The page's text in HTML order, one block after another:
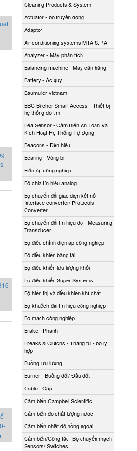
Cleaning Products & System
Actuator - bộ truyền động
Adaptor
Air conditioning systems MTA S.P.A
Analyzer - Máy phân tích
Balancing machine - Máy cân bằng
Battery - Ắc quy
Baumuller vietnam
BBC Bircher Smart Access - Thiết bị
hệ thống dò tìm
Bea Sensor - Cảm Biến An Toàn Và
Kích Hoạt Hệ Thống Tự Động
Beacons - Đèn hiệu
Bearing - Vòng bi
Biến áp công nghiệp
Bộ chia tín hiệu analog
Bộ chuyển đổi giao diện kết nối -
Interface converter/ Protocols
Converter
Bộ chuyển đổi tín hiệu đo - Measuring
Transducer
Bộ điều chỉnh điện áp công nghiệp
Bộ điều khiển băng tải
Bộ điều khiển lưu lượng khối
Bộ điều khiển Super Systems
Bộ hiển thị và điều khiển khí chất
Bộ khuếch đại tín hiệu công nghiệp
Bo mạch công nghiệp
Brake - Phanh
Breaks & Clutchs - Thắng từ - bộ ly
hợp
Buồng lưu lượng
Burner - Buồng đốt/ Đầu đốt
Cable - Cáp
Cảm biến Campbell Scientific
Cảm biến đo chất lượng nước
Cảm biến nhiệt độ hồng ngoại
Cảm biến/Công tắc -Bộ chuyển mạch-
Sensors/ Switches